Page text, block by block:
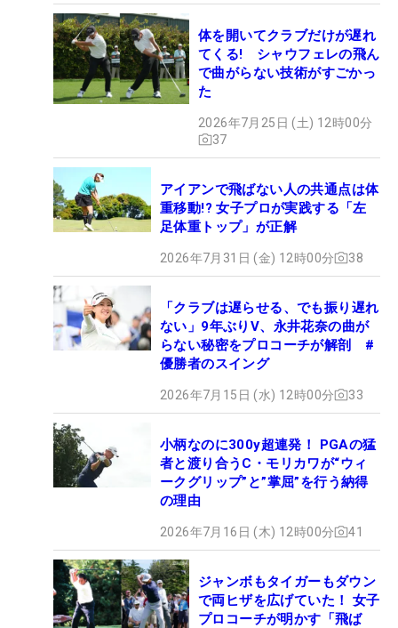
体を開いてクラブだけが遅れ
てくる! シャウフェレの飛ん
で曲がらない技術がすごかっ
た
2026年7月25日 (土) 12時00分
37
アイアンで飛ばない人の共通点は体
重移動!? 女子プロが実践する「左
足体重トップ」が正解
2026年7月31日 (金) 12時00分 38
「クラブは遅らせる、でも振り遅れ
ない」9年ぶりV、永井花奈の曲が
らない秘密をプロコーチが解剖 #
優勝者のスイング
2026年7月15日 (水) 12時00分 33
小柄なのに300y超連発！ PGAの猛
者と渡り合うC・モリカワが“ウィ
ークグリップ”と”掌屈”を行う納得
の理由
2026年7月16日 (木) 12時00分 41
ジャンボもタイガーもダウン
で両ヒザを広げていた！ 女子
プロコーチが明かす「飛ば